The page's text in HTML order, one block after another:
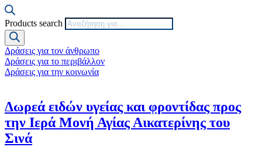
Products search
Δράσεις για τον άνθρωπο
Δράσεις για το περιβάλλον
Δράσεις για την κοινωνία
Δωρεά ειδών υγείας και φροντίδας προς
την Ιερά Μονή Αγίας Αικατερίνης του
Σινά